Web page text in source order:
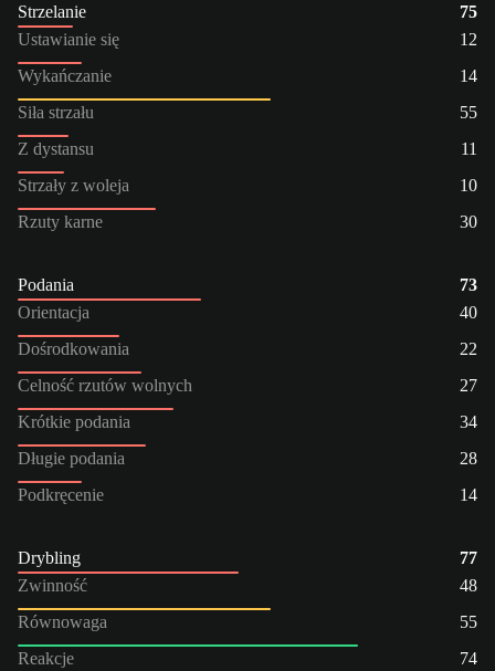
Strzelanie
75
Ustawianie się
12
Wykańczanie
14
Siła strzału
55
Z dystansu
11
Strzały z woleja
10
Rzuty karne
30
Podania
73
Orientacja
40
Dośrodkowania
22
Celność rzutów wolnych
27
Krótkie podania
34
Długie podania
28
Podkręcenie
14
Drybling
77
Zwinność
48
Równowaga
55
Reakcje
74